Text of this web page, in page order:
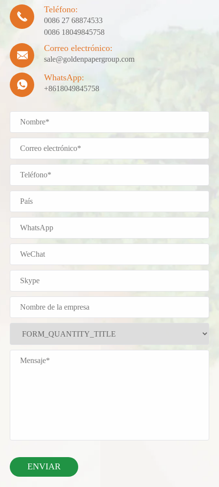

Teléfono:
0086 27 68874533
0086 18049845758

Correo electrónico:
sale@goldenpapergroup.com

WhatsApp:
+8618049845758